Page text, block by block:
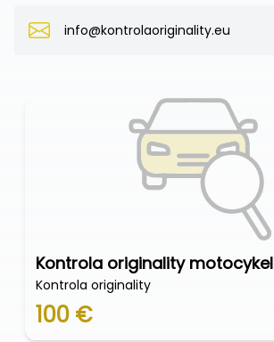
info@kontrolaoriginality.eu
Kontrola originality motocykel
Kontrola originality
100 €